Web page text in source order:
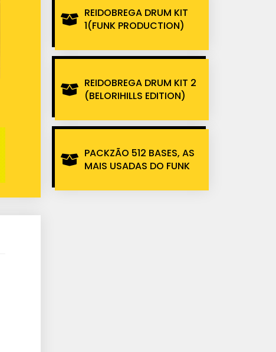
REIDOBREGA DRUM KIT
1(FUNK PRODUCTION)
REIDOBREGA DRUM KIT 2
(BELORIHILLS EDITION)
PACKZÃO 512 BASES, AS
MAIS USADAS DO FUNK